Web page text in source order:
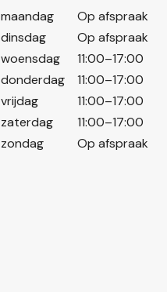
maandag
Op afspraak
dinsdag
Op afspraak
woensdag
11:00–17:00
donderdag
11:00–17:00
vrijdag
11:00–17:00
zaterdag
11:00–17:00
zondag
Op afspraak